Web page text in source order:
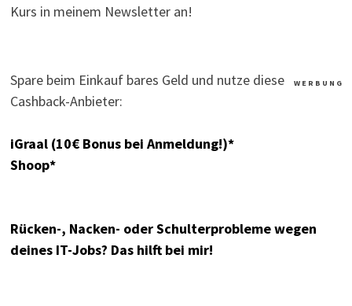
Kurs in meinem Newsletter an!
W E R B U N G
Spare beim Einkauf bares Geld und nutze diese
Cashback-Anbieter:
iGraal (10€ Bonus bei Anmeldung!)*
Shoop*
Rücken-, Nacken- oder Schulterprobleme wegen
deines IT-Jobs? Das hilft bei mir!